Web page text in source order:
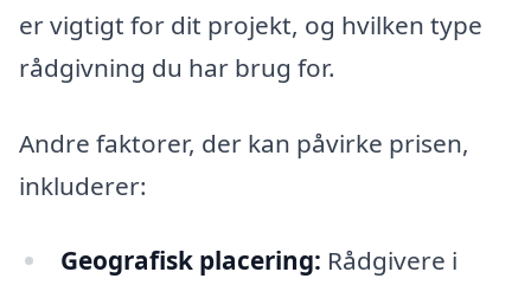
er vigtigt for dit projekt, og hvilken type
rådgivning du har brug for.
Andre faktorer, der kan påvirke prisen,
inkluderer:
Geografisk placering: Rådgivere i